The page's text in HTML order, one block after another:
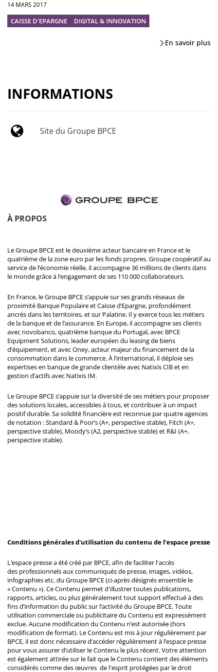
14 MARS 2017
CAISSE D'EPARGNE DIGITAL & INNOVATION
En savoir plus
INFORMATIONS
Site du Groupe BPCE
À PROPOS
Le Groupe BPCE est le deuxième acteur bancaire en France et le
quatrième de la zone euro par les fonds propres. Groupe coopératif au
service de l’économie réelle, il accompagne 36 millions de clients dans
le monde grâce à l’engagement de ses 110 000 collaborateurs.
En France, le Groupe BPCE s’appuie sur ses grands réseaux de
proximité Banque Populaire et Caisse d’Epargne, profondément
ancrés dans les territoires, et sur Palatine. Il y exerce tous les métiers
de la banque et de l’assurance. En Europe, il accompagne ses clients
avec novobanco, quatrième banque du Portugal, avec BPCE
Equipment Solutions, leader européen du leasing de biens
d’équipement, et avec Oney, acteur majeur du financement de la
consommation dans le commerce. À l’international, il déploie ses
expertises en banque de grande clientèle avec Natixis CIB et en
gestion d’actifs avec Natixis IM.
Le Groupe BPCE s’appuie sur la diversité de ses métiers pour proposer
des solutions locales, accessibles à tous, et contribuer à un impact
positif durable. Sa solidité financière est reconnue par quatre agences
de notation : Standard & Poor’s (A+, perspective stable), Fitch (A+,
perspective stable), Moody’s (A2, perspective stable) et R&I (A+,
perspective stable).
Conditions générales d'utilisation du contenu de l’espace presse
L’espace presse a été créé par BPCE, afin de faciliter l'accès
des professionnels aux communiqués de presse, images, vidéos,
infographies etc. du Groupe BPCE (ci-après désignés ensemble le
« Contenu »). Ce Contenu permet d'illustrer toutes publications,
rapports, articles, ou plus généralement tout support effectué à des
fins d’information du public sur l’activité du Groupe BPCE. Toute
utilisation commerciale ou publicitaire du Contenu est expressément
exclue. Aucune modification du Contenu n’est autorisée (hors
modification de format). Le Contenu est mis à jour régulièrement par
BPCE, il est donc nécessaire d’accéder régulièrement à l’espace presse
pour vous assurer d’utiliser le Contenu le plus récent. Votre attention
est également attirée sur le fait que le Contenu contient des éléments
considérés comme des œuvres de l'esprit protégées par le droit